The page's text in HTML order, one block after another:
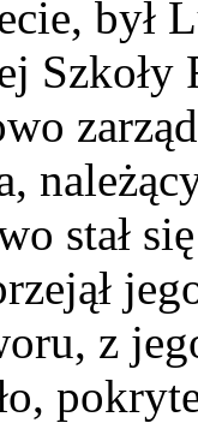
był
stał
z